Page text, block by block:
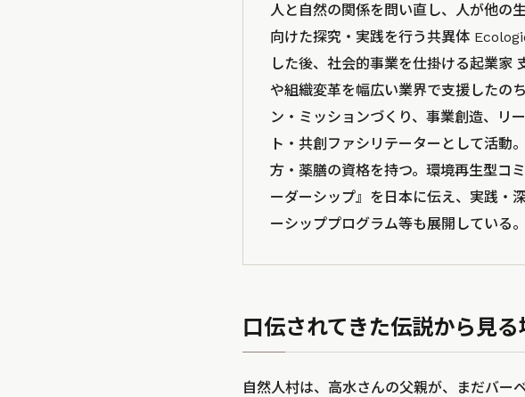
人と自然の関係を問い直し、人が他の
向けた探究・実践を行う共異体
した後、社会的事業を仕掛ける起業家
や組織変革を幅広い業界で支援したの
ン・ミッションづくり、事業創造、リ
ト・共創ファシリテーターとして活動
方・薬膳の資格を持つ。環境再生型コ
ーダーシップ』を日本に伝え、実践・
ーシッププログラム等も展開している。
口伝されてきた伝説から見
自然人村は、高水さんの父親が、まだバー